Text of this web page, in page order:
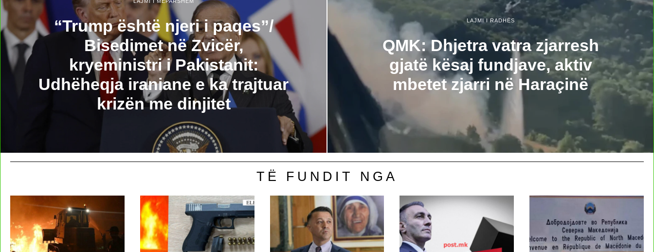
“Trump është njeri i paqes”/
Bisedimet në Zvicër,
kryeministri i Pakistanit:
Udhëheqja iraniane e ka trajtuar
krizën me dinjitet
LAJMI I RADHËS
QMK: Dhjetra vatra zjarresh
gjatë kësaj fundjave, aktiv
mbetet zjarri në Haraçinë
TË FUNDIT NGA